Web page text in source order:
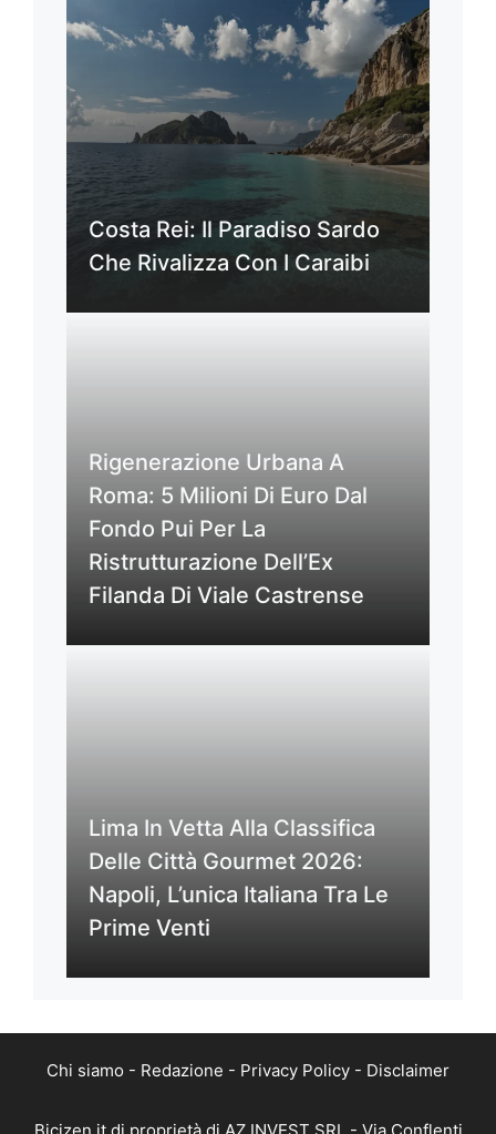
Costa Rei: Il Paradiso Sardo
Che Rivalizza Con I Caraibi
Rigenerazione Urbana A
Roma: 5 Milioni Di Euro Dal
Fondo Pui Per La
Ristrutturazione Dell’Ex
Filanda Di Viale Castrense
Lima In Vetta Alla Classifica
Delle Città Gourmet 2026:
Napoli, L’unica Italiana Tra Le
Prime Venti
Chi siamo - Redazione - Privacy Policy - Disclaimer